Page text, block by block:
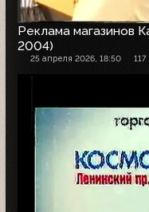
Реклама магазинов
2004)
25 апреля 2026, 18:50 117